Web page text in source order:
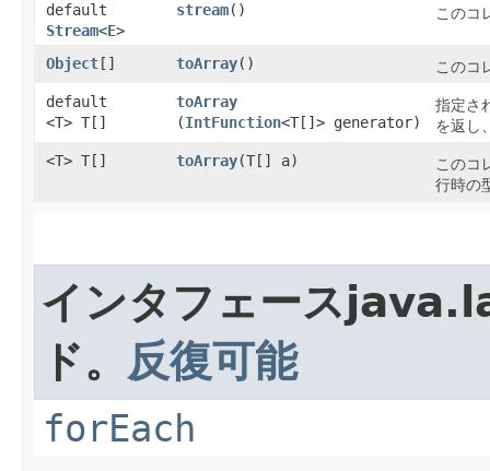
default
Stream<E>
stream() このコ
Object [] toArray()
このコ
default
<T> T[]
toArray
(IntFunction<T[]> generator)
指定さ
を返し
<T> T[]
toArray​(T[] a)
このコ
行時の
インタフェース
ド。 反復可能
forEach